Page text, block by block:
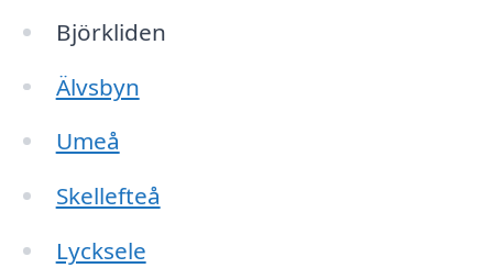
Björkliden
Älvsbyn
Umeå
Skellefteå
Lycksele